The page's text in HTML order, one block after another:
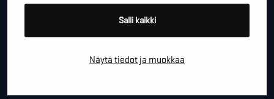
Salli kaikki
Näytä tiedot ja muokkaa